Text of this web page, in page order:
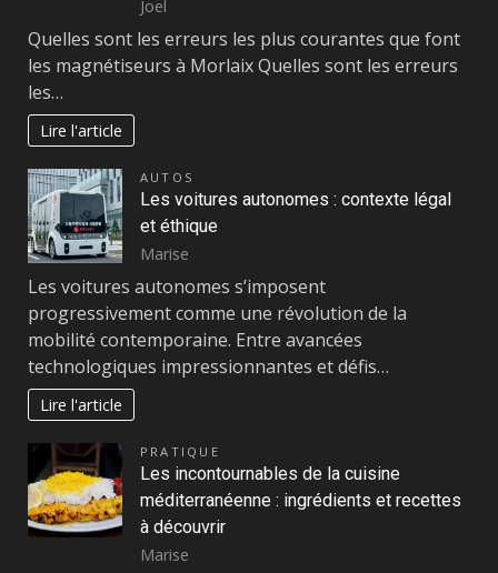
Joel
Quelles sont les erreurs les plus courantes que font
les magnétiseurs à Morlaix Quelles sont les erreurs
les…
Lire l'article
AUTOS
Les voitures autonomes : contexte légal
et éthique
Marise
Les voitures autonomes s’imposent
progressivement comme une révolution de la
mobilité contemporaine. Entre avancées
technologiques impressionnantes et défis…
Lire l'article
PRATIQUE
Les incontournables de la cuisine
méditerranéenne : ingrédients et recettes
à découvrir
Marise